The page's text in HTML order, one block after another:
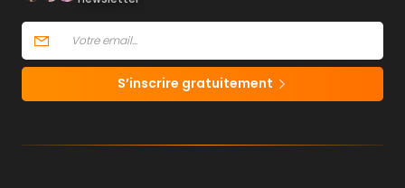
S’inscrire gratuitement